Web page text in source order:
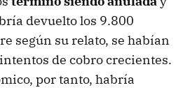
devuelto los 9.800
según su relato, se habían
de cobro crecientes.
por tanto, habría